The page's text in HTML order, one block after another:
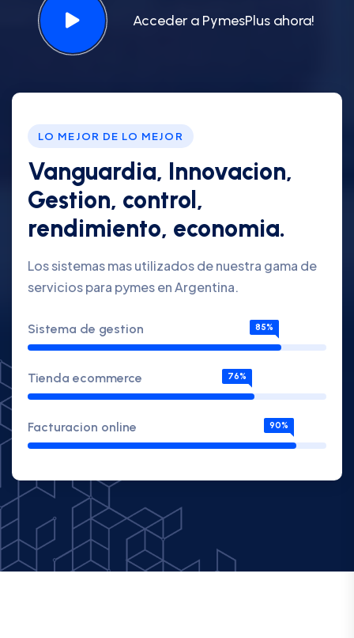
Acceder a PymesPlus ahora!
LO MEJOR DE LO MEJOR
Vanguardia, Innovacion,
Gestion, control,
rendimiento, economia.
Los sistemas mas utilizados de nuestra gama de
servicios para pymes en Argentina.
Sistema de gestion 85%
Tienda ecommerce 76%
Facturacion online 90%